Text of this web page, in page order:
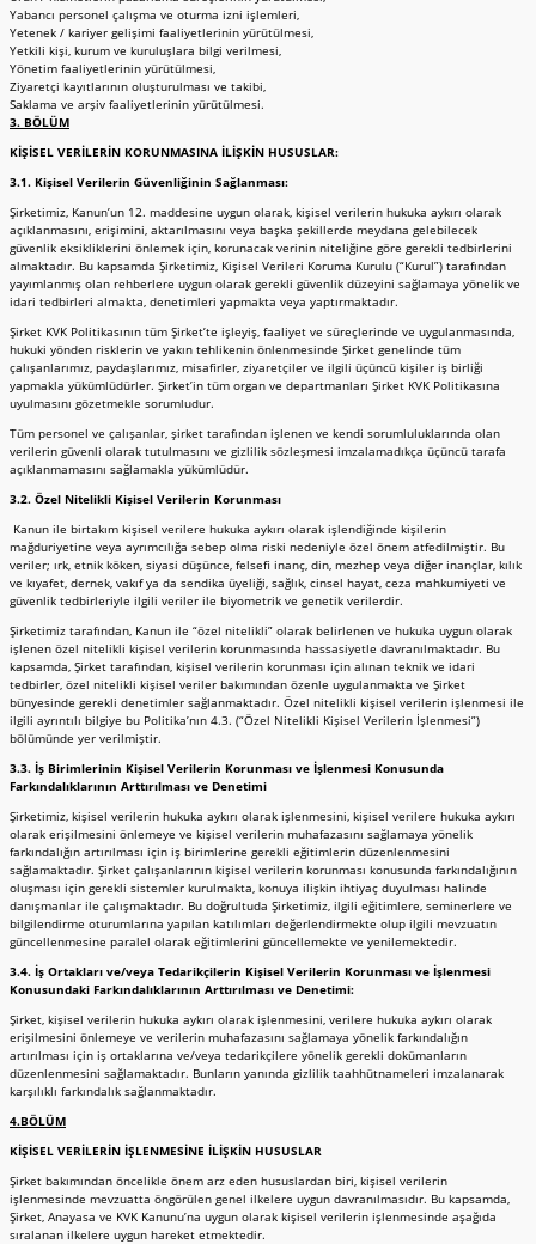
Yabancı personel çalışma ve oturma izni işlemleri,
Yetenek / kariyer gelişimi faaliyetlerinin yürütülmesi,
Yetkili kişi, kurum ve kuruluşlara bilgi verilmesi,
Yönetim faaliyetlerinin yürütülmesi,
Ziyaretçi kayıtlarının oluşturulması ve takibi,
Saklama ve arşiv faaliyetlerinin yürütülmesi.
3. BÖLÜM
KİŞİSEL VERİLERİN KORUNMASINA İLİŞKİN HUSUSLAR:
3.1. Kişisel Verilerin Güvenliğinin Sağlanması:
Şirketimiz, Kanun’un 12. maddesine uygun olarak, kişisel verilerin hukuka aykırı olarak
açıklanmasını, erişimini, aktarılmasını veya başka şekillerde meydana gelebilecek
güvenlik eksikliklerini önlemek için, korunacak verinin niteliğine göre gerekli tedbirlerini
almaktadır. Bu kapsamda Şirketimiz, Kişisel Verileri Koruma Kurulu (“Kurul”) tarafından
yayımlanmış olan rehberlere uygun olarak gerekli güvenlik düzeyini sağlamaya yönelik ve
idari tedbirleri almakta, denetimleri yapmakta veya yaptırmaktadır.
Şirket KVK Politikasının tüm Şirket’te işleyiş, faaliyet ve süreçlerinde ve uygulanmasında,
hukuki yönden risklerin ve yakın tehlikenin önlenmesinde Şirket genelinde tüm
çalışanlarımız, paydaşlarımız, misafirler, ziyaretçiler ve ilgili üçüncü kişiler iş birliği
yapmakla yükümlüdürler. Şirket’in tüm organ ve departmanları Şirket KVK Politikasına
uyulmasını gözetmekle sorumludur.
Tüm personel ve çalışanlar, şirket tarafından işlenen ve kendi sorumluluklarında olan
verilerin güvenli olarak tutulmasını ve gizlilik sözleşmesi imzalamadıkça üçüncü tarafa
açıklanmamasını sağlamakla yükümlüdür.
3.2. Özel Nitelikli Kişisel Verilerin Korunması
Kanun ile birtakım kişisel verilere hukuka aykırı olarak işlendiğinde kişilerin
mağduriyetine veya ayrımcılığa sebep olma riski nedeniyle özel önem atfedilmiştir. Bu
veriler; ırk, etnik köken, siyasi düşünce, felsefi inanç, din, mezhep veya diğer inançlar, kılık
ve kıyafet, dernek, vakıf ya da sendika üyeliği, sağlık, cinsel hayat, ceza mahkumiyeti ve
güvenlik tedbirleriyle ilgili veriler ile biyometrik ve genetik verilerdir.
Şirketimiz tarafından, Kanun ile “özel nitelikli” olarak belirlenen ve hukuka uygun olarak
işlenen özel nitelikli kişisel verilerin korunmasında hassasiyetle davranılmaktadır. Bu
kapsamda, Şirket tarafından, kişisel verilerin korunması için alınan teknik ve idari
tedbirler, özel nitelikli kişisel veriler bakımından özenle uygulanmakta ve Şirket
bünyesinde gerekli denetimler sağlanmaktadır. Özel nitelikli kişisel verilerin işlenmesi ile
ilgili ayrıntılı bilgiye bu Politika’nın 4.3. (“Özel Nitelikli Kişisel Verilerin İşlenmesi”)
bölümünde yer verilmiştir.
3.3. İş Birimlerinin Kişisel Verilerin Korunması ve İşlenmesi Konusunda
Farkındalıklarının Arttırılması ve Denetimi
Şirketimiz, kişisel verilerin hukuka aykırı olarak işlenmesini, kişisel verilere hukuka aykırı
olarak erişilmesini önlemeye ve kişisel verilerin muhafazasını sağlamaya yönelik
farkındalığın artırılması için iş birimlerine gerekli eğitimlerin düzenlenmesini
sağlamaktadır. Şirket çalışanlarının kişisel verilerin korunması konusunda farkındalığının
oluşması için gerekli sistemler kurulmakta, konuya ilişkin ihtiyaç duyulması halinde
danışmanlar ile çalışmaktadır. Bu doğrultuda Şirketimiz, ilgili eğitimlere, seminerlere ve
bilgilendirme oturumlarına yapılan katılımları değerlendirmekte olup ilgili mevzuatın
güncellenmesine paralel olarak eğitimlerini güncellemekte ve yenilemektedir.
3.4. İş Ortakları ve/veya Tedarikçilerin Kişisel Verilerin Korunması ve İşlenmesi
Konusundaki Farkındalıklarının Arttırılması ve Denetimi:
Şirket, kişisel verilerin hukuka aykırı olarak işlenmesini, verilere hukuka aykırı olarak
erişilmesini önlemeye ve verilerin muhafazasını sağlamaya yönelik farkındalığın
artırılması için iş ortaklarına ve/veya tedarikçilere yönelik gerekli dokümanların
düzenlenmesini sağlamaktadır. Bunların yanında gizlilik taahhütnameleri imzalanarak
karşılıklı farkındalık sağlanmaktadır.
4.BÖLÜM
KİŞİSEL VERİLERİN İŞLENMESİNE İLİŞKİN HUSUSLAR
Şirket bakımından öncelikle önem arz eden hususlardan biri, kişisel verilerin
işlenmesinde mevzuatta öngörülen genel ilkelere uygun davranılmasıdır. Bu kapsamda,
Şirket, Anayasa ve KVK Kanunu’na uygun olarak kişisel verilerin işlenmesinde aşağıda
sıralanan ilkelere uygun hareket etmektedir.